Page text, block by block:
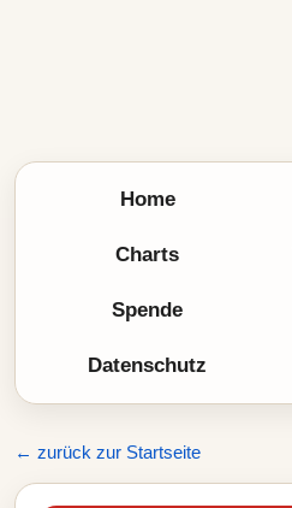
Home
Charts
Spende
Datenschutz
← zurück zur Startseite